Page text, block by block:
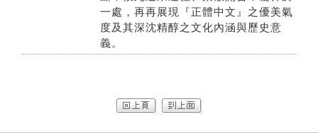
一處，再再展現『正體中文』之優美氣
度及其深沈精醇之文化內涵與歷史意
義。